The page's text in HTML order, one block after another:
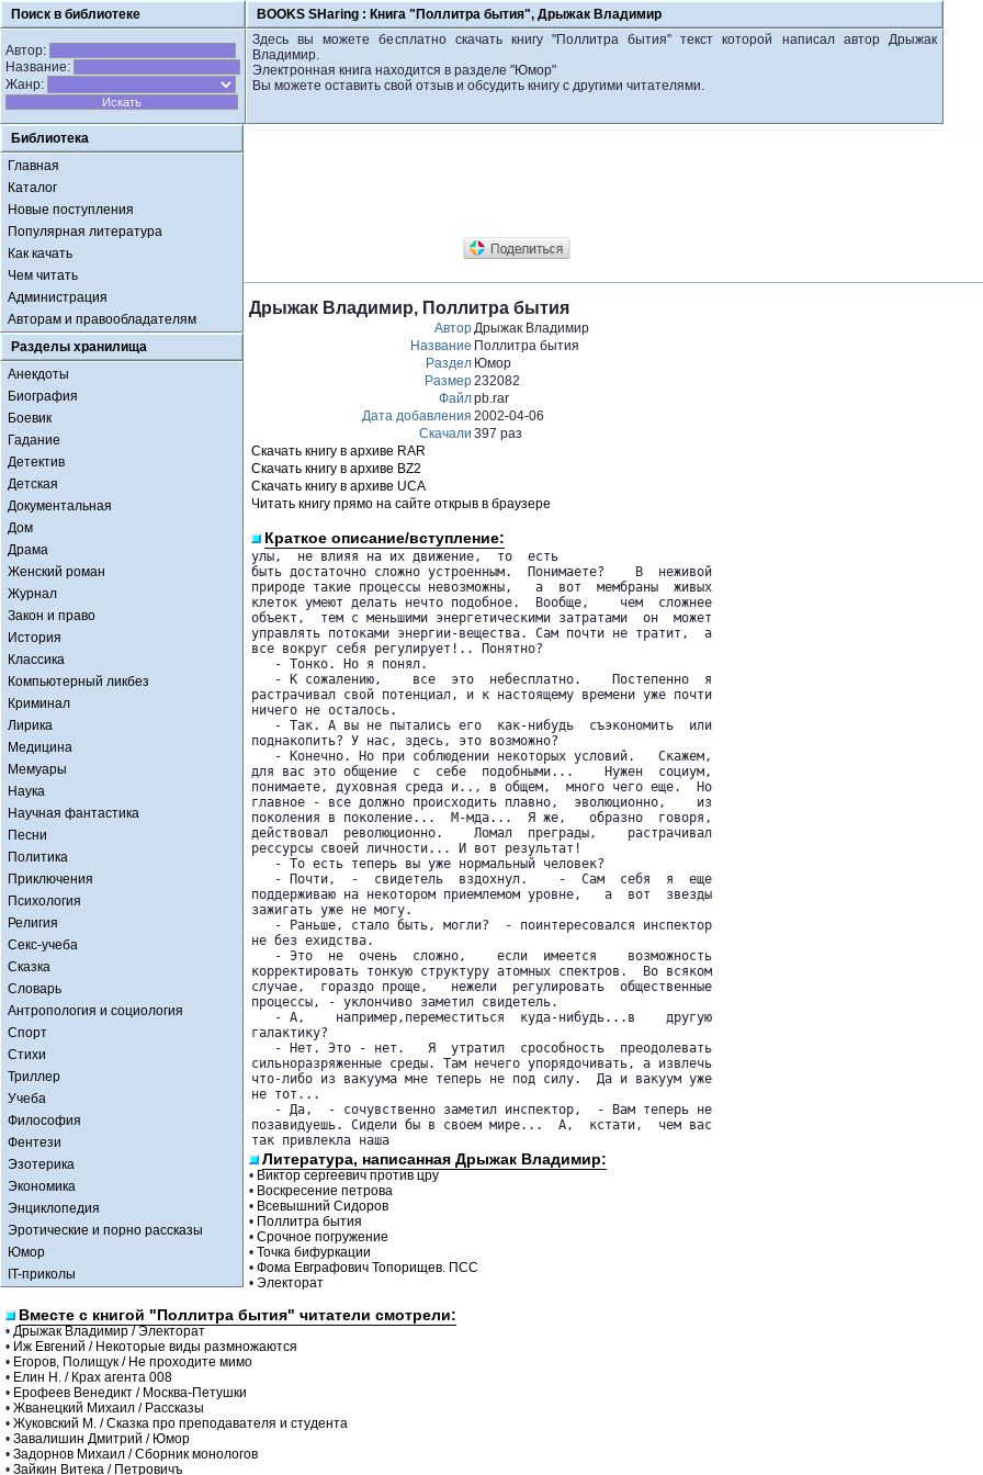
Поиск в библиотеке BOOKS SHaring : Книга "Поллитра бытия", Дрыжак Владимир
Автор:
Название:
Жанр:
Здесь вы можете бесплатно скачать книгу "Поллитра бытия" текст которой написал автор Дрыжак
Владимир.
Электронная книга находится в разделе "Юмор"
Вы можете оставить свой отзыв и обсудить книгу с другими читателями.
Библиотека
Главная
Каталог
Новые поступления
Популярная литература
Как качать
Чем читать
Администрация
Авторам и правообладателям
Разделы хранилища
Анекдоты
Биография
Боевик
Гадание
Детектив
Детская
Документальная
Дом
Драма
Женский роман
Журнал
Закон и право
История
Классика
Компьютерный ликбез
Криминал
Лирика
Медицина
Мемуары
Наука
Научная фантастика
Песни
Политика
Приключения
Психология
Религия
Секс-учеба
Сказка
Словарь
Антропология и социология
Спорт
Стихи
Триллер
Учеба
Философия
Фентези
Эзотерика
Экономика
Энциклопедия
Эротические и порно рассказы
Юмор
IT-приколы
Дрыжак Владимир, Поллитра бытия
АвторДрыжак Владимир
Название Поллитра бытия
Раздел Юмор
Размер232082
Файлpb.rar
Дата добавления 2002-04-06
Скачали 397 раз
Скачать книгу в архиве RAR
Скачать книгу в архиве BZ2
Скачать книгу в архиве UCA
Читать книгу прямо на сайте открыв в браузере
Краткое описание/вступление:
улы,  не влияя на их движение,  то  есть
быть достаточно сложно устроенным.  Понимаете?    В  неживой
природе такие процессы невозможны,   а  вот  мембраны  живых
клеток умеют делать нечто подобное.  Вообще,    чем  сложнее
объект,  тем с меньшими энергетическими затратами  он  может
управлять потоками энергии-вещества. Сам почти не тратит,  а
все вокруг себя регулирует!.. Понятно?
   - Тонко. Но я понял.
   - К сожалению,    все  это  небесплатно.    Постепенно  я
растрачивал свой потенциал, и к настоящему времени уже почти
ничего не осталось.
   - Так. А вы не пытались его  как-нибудь  съэкономить  или
поднакопить? У нас, здесь, это возможно?
   - Конечно. Но при соблюдении некоторых условий.   Скажем,
для вас это общение  с  себе  подобными...    Нужен  социум,
понимаете, духовная среда и.., в общем,  много чего еще.  Но
главное - все должно происходить плавно,  эволюционно,    из
поколения в поколение...  М-мда...  Я же,   образно  говоря,
действовал  революционно.    Ломал  преграды,    растрачивал
рессурсы своей личности... И вот результат!
   - То есть теперь вы уже нормальный человек?
   - Почти,  -  свидетель  вздохнул.    -  Сам  себя  я  еще
поддерживаю на некотором приемлемом уровне,   а  вот  звезды
зажигать уже не могу.
   - Раньше, стало быть, могли?  - поинтересовался инспектор
не без ехидства.
   - Это  не  очень  сложно,    если  имеется    возможность
корректировать тонкую структуру атомных спектров.  Во всяком
случае,  гораздо проще,   нежели  регулировать  общественные
процессы, - уклончиво заметил свидетель.
   - А,    например,переместиться  куда-нибудь...в    другую
галактику?
   - Нет. Это - нет.   Я  утратил  срособность  преодолевать
сильноразряженные среды. Там нечего упорядочивать, а извлечь
что-либо из вакуума мне теперь не под силу.  Да и вакуум уже
не тот...
   - Да,  - сочувственно заметил инспектор,  - Вам теперь не
позавидуешь. Сидели бы в своем мире...  А,  кстати,  чем вас
так привлекла наша
Литература, написанная Дрыжак Владимир:
• Виктор сергеевич против цру
• Воскресение петрова
• Всевышний Сидоров
• Поллитра бытия
• Срочное погружение
• Точка бифуркации
• Фома Евграфович Топорищев. ПСС
• Электорат
Вместе с книгой "Поллитра бытия" читатели смотрели:
• Дрыжак Владимир / Электорат
• Иж Евгений / Некоторые виды размножаются
• Егоров, Полищук / Не проходите мимо
• Елин Н. / Крах агента 008
• Ерофеев Венедикт / Москва-Петушки
• Жванецкий Михаил / Рассказы
• Жуковский М. / Сказка про преподавателя и студента
• Завалишин Дмитрий / Юмор
• Задорнов Михаил / Сборник монологов
• Зайкин Витека / Петровичъ